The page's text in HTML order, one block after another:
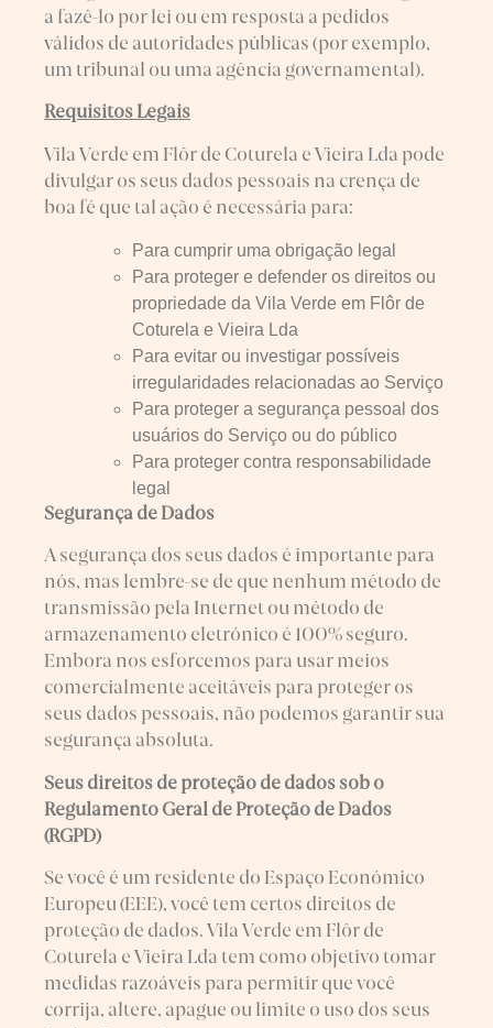
a fazê-lo por lei ou em resposta a pedidos
válidos de autoridades públicas (por exemplo,
um tribunal ou uma agência governamental).
Requisitos Legais
Vila Verde em Flôr de Coturela e Vieira Lda pode
divulgar os seus dados pessoais na crença de
boa fé que tal ação é necessária para:
Para cumprir uma obrigação legal
Para proteger e defender os direitos ou
propriedade da Vila Verde em Flôr de
Coturela e Vieira Lda
Para evitar ou investigar possíveis
irregularidades relacionadas ao Serviço
Para proteger a segurança pessoal dos
usuários do Serviço ou do público
Para proteger contra responsabilidade
legal
Segurança de Dados
A segurança dos seus dados é importante para
nós, mas lembre-se de que nenhum método de
transmissão pela Internet ou método de
armazenamento eletrónico é 100% seguro.
Embora nos esforcemos para usar meios
comercialmente aceitáveis para proteger os
seus dados pessoais, não podemos garantir sua
segurança absoluta.
Seus direitos de proteção de dados sob o
Regulamento Geral de Proteção de Dados
(RGPD)
Se você é um residente do Espaço Económico
Europeu (EEE), você tem certos direitos de
proteção de dados. Vila Verde em Flôr de
Coturela e Vieira Lda tem como objetivo tomar
medidas razoáveis para permitir que você
corrija, altere, apague ou limite o uso dos seus